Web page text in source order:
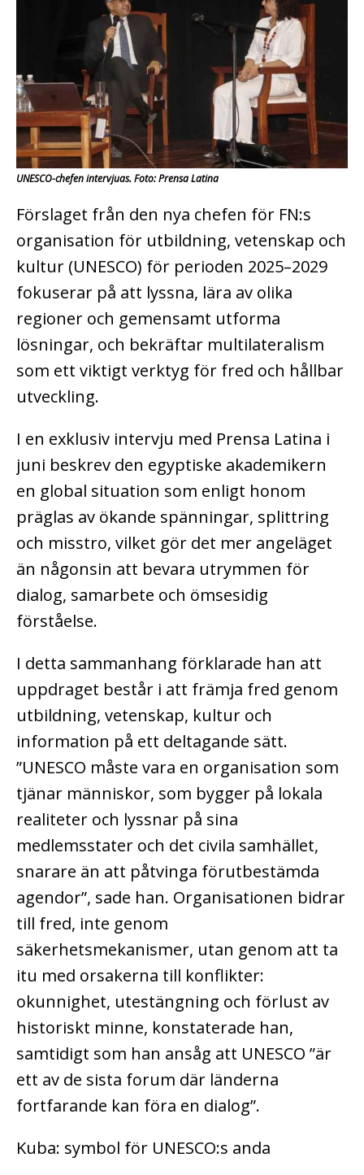
UNESCO-chefen intervjuas. Foto: Prensa Latina
Förslaget från den nya chefen för FN:s
organisation för utbildning, vetenskap och
kultur (UNESCO) för perioden 2025–2029
fokuserar på att lyssna, lära av olika
regioner och gemensamt utforma
lösningar, och bekräftar multilateralism
som ett viktigt verktyg för fred och hållbar
utveckling.
I en exklusiv intervju med Prensa Latina i
juni beskrev den egyptiske akademikern
en global situation som enligt honom
präglas av ökande spänningar, splittring
och misstro, vilket gör det mer angeläget
än någonsin att bevara utrymmen för
dialog, samarbete och ömsesidig
förståelse.
I detta sammanhang förklarade han att
uppdraget består i att främja fred genom
utbildning, vetenskap, kultur och
information på ett deltagande sätt.
”UNESCO måste vara en organisation som
tjänar människor, som bygger på lokala
realiteter och lyssnar på sina
medlemsstater och det civila samhället,
snarare än att påtvinga förutbestämda
agendor”, sade han. Organisationen bidrar
till fred, inte genom
säkerhetsmekanismer, utan genom att ta
itu med orsakerna till konflikter:
okunnighet, utestängning och förlust av
historiskt minne, konstaterade han,
samtidigt som han ansåg att UNESCO ”är
ett av de sista forum där länderna
fortfarande kan föra en dialog”.
Kuba: symbol för UNESCO:s anda